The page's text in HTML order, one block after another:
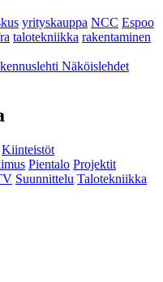
yrityskauppa NCC Espoo
talotekniikka rakentaminen
Näköislehdet
Kiinteistöt
Pientalo Projektit
Suunnittelu Talotekniikka